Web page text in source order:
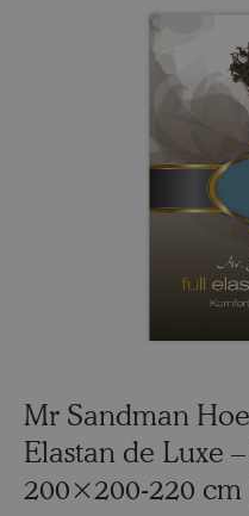
Mr Sandman
Elastan de Luxe
200×200-220